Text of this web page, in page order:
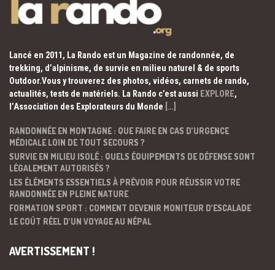
Lancé en 2011, La Rando est un Magazine de randonnée, de
trekking, d’alpinisme, de survie en milieu naturel & de sports
Outdoor.Vous y trouverez des photos, vidéos, carnets de rando,
actualités, tests de matériels. La Rando c’est aussi EXPLORE,
l’Association des Explorateurs du Monde […]
RANDONNÉE EN MONTAGNE : QUE FAIRE EN CAS D’URGENCE
MÉDICALE LOIN DE TOUT SECOURS ?
SURVIE EN MILIEU ISOLÉ : QUELS ÉQUIPEMENTS DE DÉFENSE SONT
LÉGALEMENT AUTORISÉS ?
LES ÉLÉMENTS ESSENTIELS À PRÉVOIR POUR RÉUSSIR VOTRE
RANDONNÉE EN PLEINE NATURE
FORMATION SPORT : COMMENT DEVENIR MONITEUR D’ESCALADE
LE COÛT RÉEL D’UN VOYAGE AU NÉPAL
AVERTISSEMENT !